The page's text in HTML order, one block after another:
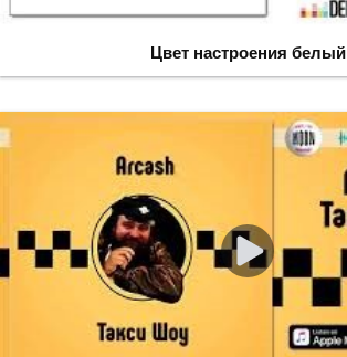
Цвет настроения белый